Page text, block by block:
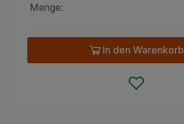
Menge:
In den Warenkorb